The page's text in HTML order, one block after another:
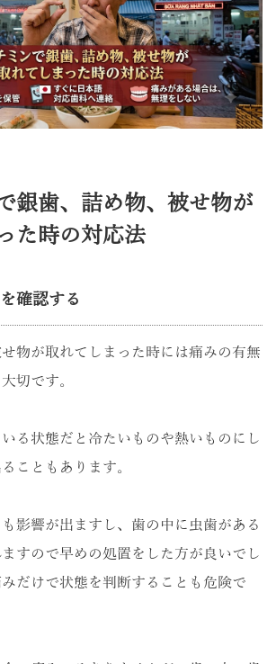
銀歯、詰め物、被せ物が
た時の対応法
確認する
物が取れてしまった時には痛みの有無
切です。
る状態だと冷たいものや熱いものにし
こともあります。
影響が出ますし、歯の中に虫歯がある
すので早めの処置をした方が良いでし
だけで状態を判断することも危険で